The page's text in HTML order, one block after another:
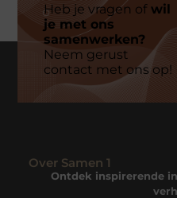
Heb je vragen ofwil
je met ons
samenwerken?
Neem gerust
contact met ons op!
Over Samen 1
Ontdek inspirerende